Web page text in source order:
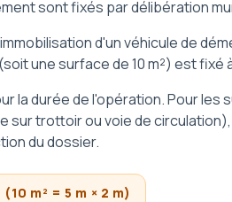
sont fixés par délibération
d'un véhicule de
une surface de 10 m²) est fixé
la durée de l'opération. Pour les
sur trottoir ou voie de
du dossier.
m² = 5 m × 2 m)